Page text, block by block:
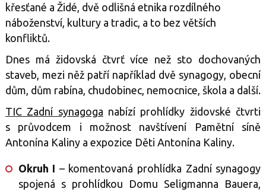
křesťané a Židé, dvě odlišná etnika rozdílného
náboženství, kultury a tradic, a to bez větších
konfliktů.
Dnes má židovská čtvrť více než sto dochovaných
staveb, mezi něž patří například dvě synagogy, obecní
dům, dům rabína, chudobinec, nemocnice, škola a další.
TIC Zadní synagoga nabízí prohlídky židovské čtvrti
s průvodcem i možnost navštívení Pamětní síně
Antonína Kaliny a expozice Děti Antonína Kaliny.
Okruh I – komentovaná prohlídka Zadní synagogy
spojená s prohlídkou Domu Seligmanna Bauera,